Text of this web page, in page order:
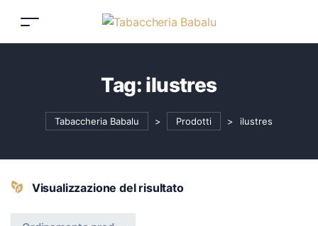
Tag: ilustres
Tabaccheria Babalu > Prodotti > ilustres
Visualizzazione del risultato